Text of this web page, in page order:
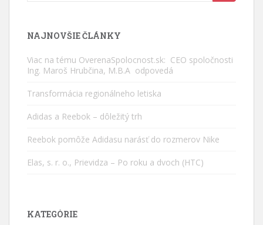
NAJNOVŠIE ČLÁNKY
Viac na tému OverenaSpolocnost.sk: CEO spoločnosti
Ing. Maroš Hrubčina, M.B.A odpovedá
Transformácia regionálneho letiska
Adidas a Reebok – dôležitý trh
Reebok pomôže Adidasu narásť do rozmerov Nike
Elas, s. r. o., Prievidza – Po roku a dvoch (HTC)
KATEGÓRIE